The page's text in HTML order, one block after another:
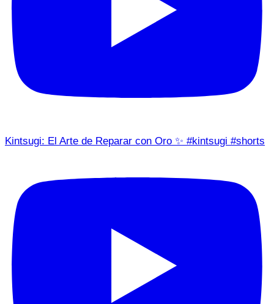
Kintsugi: El Arte de Reparar con Oro ✨ #kintsugi #shorts